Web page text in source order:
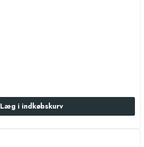
Læg i indkøbskurv